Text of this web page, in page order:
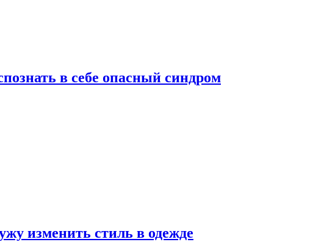
в себе опасный синдром
изменить стиль в одежде